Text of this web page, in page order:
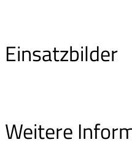
Einsatzbilder
Weitere